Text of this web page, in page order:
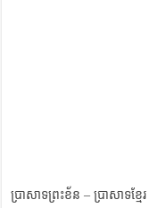
ប្រាសាទព្រះខ័ន – ប្រាសាទខ្មែរ